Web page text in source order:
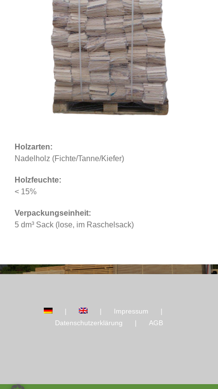
Holzarten:
Nadelholz (Fichte/Tanne/Kiefer)
Holzfeuchte:
< 15%
Verpackungseinheit:
5 dm³ Sack (lose, im Raschelsack)
Impressum
Datenschutzerklärung
AGB